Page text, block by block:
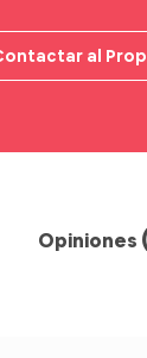
al
Opiniones